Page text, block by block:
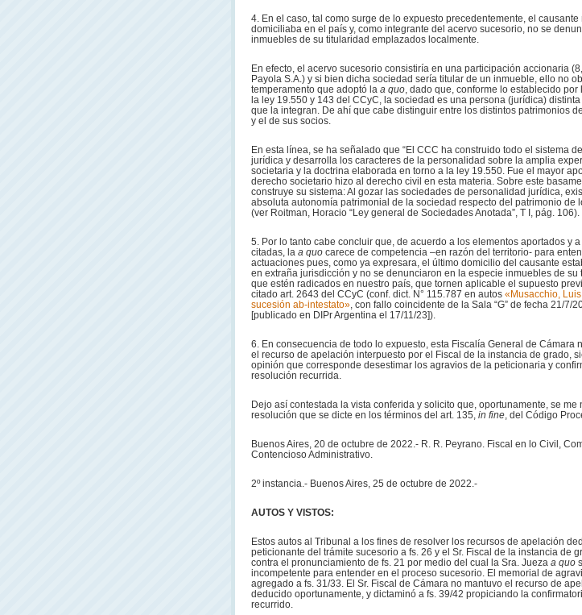
4. En el caso, tal como surge de lo expuesto precedentemente, el causante
domiciliaba en el país y, como integrante del acervo sucesorio, no se
inmuebles de su titularidad emplazados localmente.
En efecto, el acervo sucesorio consistiría en una participación accionaria
Payola S.A.) y si bien dicha sociedad sería titular de un inmueble, ello no
temperamento que adoptó la a quo, dado que, conforme lo establecido por
la ley 19.550 y 143 del CCyC, la sociedad es una persona (jurídica)
que la integran. De ahí que cabe distinguir entre los distintos patrimonios
y el de sus socios.
En esta línea, se ha señalado que “El CCC ha construido todo el sistema
jurídica y desarrolla los caracteres de la personalidad sobre la amplia
societaria y la doctrina elaborada en torno a la ley 19.550. Fue el mayor
derecho societario hizo al derecho civil en esta materia. Sobre este
construye su sistema: Al gozar las sociedades de personalidad jurídica,
absoluta autonomía patrimonial de la sociedad respecto del patrimonio de
(ver Roitman, Horacio “Ley general de Sociedades Anotada”, T I, pág. 106).
5. Por lo tanto cabe concluir que, de acuerdo a los elementos aportados y
citadas, la a quo carece de competencia –en razón del territorio- para
actuaciones pues, como ya expresara, el último domicilio del causante
en extraña jurisdicción y no se denunciaron en la especie inmuebles de su
que estén radicados en nuestro país, que tornen aplicable el supuesto
citado art. 2643 del CCyC (conf. dict. N° 115.787 en autos «Musacchio,
sucesión ab-intestato», con fallo coincidente de la Sala “G” de fecha 21/7/
[publicado en DIPr Argentina el 17/11/23]).
6. En consecuencia de todo lo expuesto, esta Fiscalía General de Cámara
el recurso de apelación interpuesto por el Fiscal de la instancia de grado,
opinión que corresponde desestimar los agravios de la peticionaria y
resolución recurrida.
Dejo así contestada la vista conferida y solicito que, oportunamente, se me
resolución que se dicte en los términos del art. 135, in fine, del Código
Buenos Aires, 20 de octubre de 2022.- R. R. Peyrano. Fiscal en lo Civil,
Contencioso Administrativo.
2º instancia.- Buenos Aires, 25 de octubre de 2022.-
AUTOS Y VISTOS:
Estos autos al Tribunal a los fines de resolver los recursos de apelación
peticionante del trámite sucesorio a fs. 26 y el Sr. Fiscal de la instancia de
contra el pronunciamiento de fs. 21 por medio del cual la Sra. Jueza a quo
incompetente para entender en el proceso sucesorio. El memorial de
agregado a fs. 31/33. El Sr. Fiscal de Cámara no mantuvo el recurso de
deducido oportunamente, y dictaminó a fs. 39/42 propiciando la
recurrido.